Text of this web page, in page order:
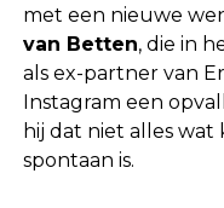
met een nieuwe
van Betten, die in
als ex-partner van
Instagram een
hij dat niet alles wat
spontaan is.